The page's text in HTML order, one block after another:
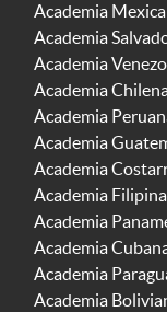
Academia
Academia
Academia
Academia
Academia
Academia
Academia
Academia
Academia
Academia
Academia
Academia